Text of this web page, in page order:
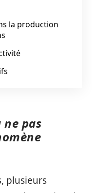
la production
ne pas
plusieurs